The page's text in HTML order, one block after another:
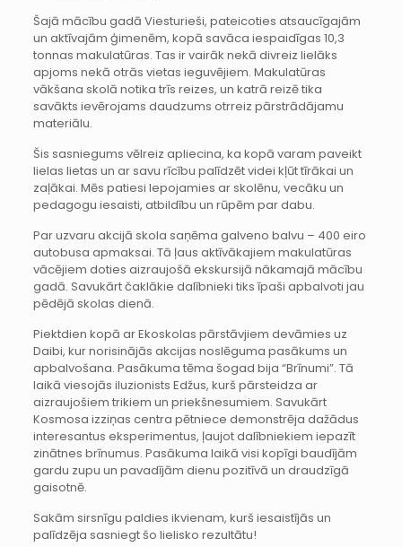
Šajā mācību gadā Viesturieši, pateicoties atsaucīgajām
un aktīvajām ģimenēm, kopā savāca iespaidīgas 10,3
tonnas makulatūras. Tas ir vairāk nekā divreiz lielāks
apjoms nekā otrās vietas ieguvējiem. Makulatūras
vākšana skolā notika trīs reizes, un katrā reizē tika
savākts ievērojams daudzums otrreiz pārstrādājamu
materiālu.
Šis sasniegums vēlreiz apliecina, ka kopā varam paveikt
lielas lietas un ar savu rīcību palīdzēt videi kļūt tīrākai un
zaļākai. Mēs patiesi lepojamies ar skolēnu, vecāku un
pedagogu iesaisti, atbildību un rūpēm par dabu.
Par uzvaru akcijā skola saņēma galveno balvu – 400 eiro
autobusa apmaksai. Tā ļaus aktīvākajiem makulatūras
vācējiem doties aizraujošā ekskursijā nākamajā mācību
gadā. Savukārt čaklākie dalībnieki tiks īpaši apbalvoti jau
pēdējā skolas dienā.
Piektdien kopā ar Ekoskolas pārstāvjiem devāmies uz
Daibi, kur norisinājās akcijas noslēguma pasākums un
apbalvošana. Pasākuma tēma šogad bija “Brīnumi”. Tā
laikā viesojās iluzionists Edžus, kurš pārsteidza ar
aizraujošiem trikiem un priekšnesumiem. Savukārt
Kosmosa izziņas centra pētniece demonstrēja dažādus
interesantus eksperimentus, ļaujot dalībniekiem iepazīt
zinātnes brīnumus. Pasākuma laikā visi kopīgi baudījām
gardu zupu un pavadījām dienu pozitīvā un draudzīgā
gaisotnē.
Sakām sirsnīgu paldies ikvienam, kurš iesaistījās un
palīdzēja sasniegt šo lielisko rezultātu!